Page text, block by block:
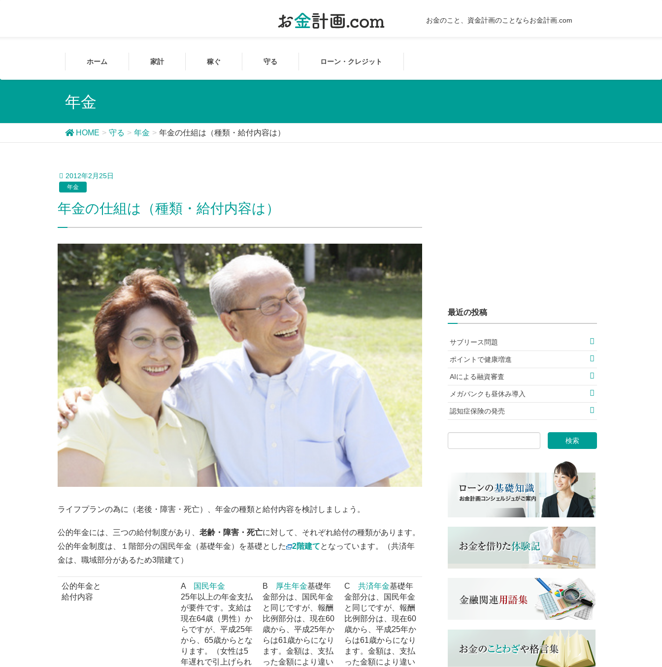
お金のこと、資金計画のことならお金計画.com
ホーム 家計 稼ぐ 守る ローン・クレジット
年金
HOME 守る 年金 年金の仕組は（種類・給付内容は）
2012年2月25日
年金
年金の仕組は（種類・給付内容は）
ライフプランの為に（老後・障害・死亡）、年金の種類と給付内容を検討しましょう。
公的年金には、三つの給付制度があり、 老齢・障害・死亡に対して、それぞれ給付の種類があります。
公的年金制度は、１階部分の国民年金（基礎年金）を基礎とした
2階建てとなっています。（共済年
金は、職域部分があるため3階建て）
公的年金と
給付内容
A
国民年金
25年以上の年金支払
が要件です。支給は
現在64歳（男性）か
らですが、平成25年
から、65歳からとな
ります。（女性は5
年遅れで引上げられ
B 厚生年金基礎年
金部分は、国民年金
と同じですが、報酬
比例部分は、現在60
歳から、平成25年か
らは61歳からになり
ます。金額は、支払
った金額により違い
C 共済年金基礎年
金部分は、国民年金
と同じですが、報酬
比例部分は、現在60
歳から、平成25年か
らは61歳からになり
ます。金額は、支払
った金額により違い
最近の投稿
サブリース問題
ポイントで健康増進
AIによる融資審査
メガバンクも昼休み導入
認知症保険の発売